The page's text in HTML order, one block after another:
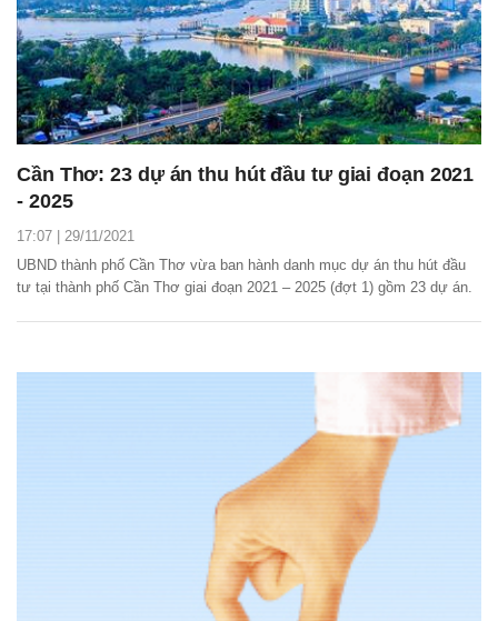
Cần Thơ: 23 dự án thu hút đầu tư giai đoạn 2021
- 2025
17:07 | 29/11/2021
UBND thành phố Cần Thơ vừa ban hành danh mục dự án thu hút đầu
tư tại thành phố Cần Thơ giai đoạn 2021 – 2025 (đợt 1) gồm 23 dự án.